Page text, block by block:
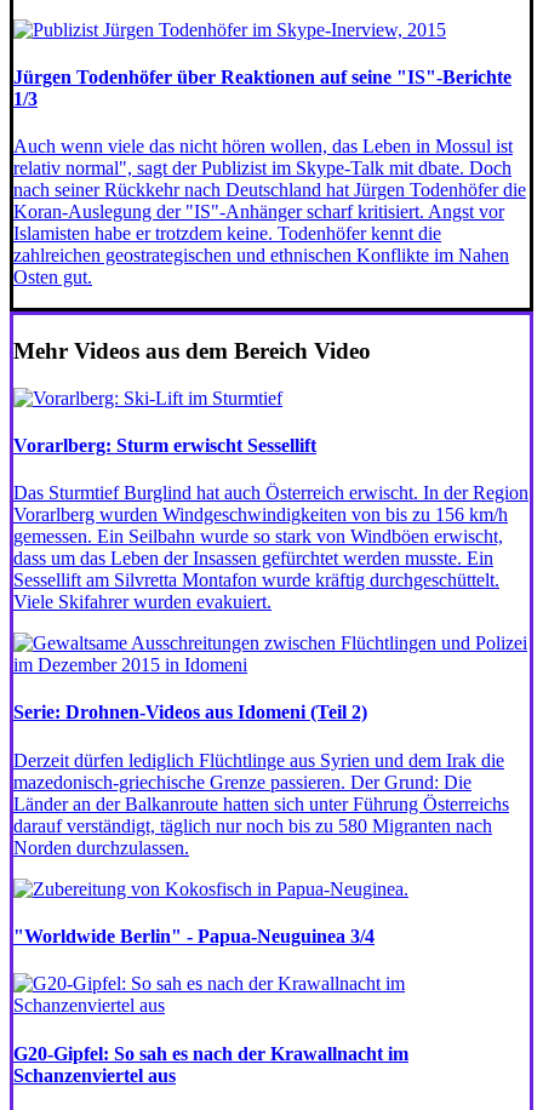
Jürgen Todenhöfer über Reaktionen auf seine "IS"-Berichte
1/3
Auch wenn viele das nicht hören wollen, das Leben in Mossul ist
relativ normal", sagt der Publizist im Skype-Talk mit dbate. Doch
nach seiner Rückkehr nach Deutschland hat Jürgen Todenhöfer die
Koran-Auslegung der "IS"-Anhänger scharf kritisiert. Angst vor
Islamisten habe er trotzdem keine. Todenhöfer kennt die
zahlreichen geostrategischen und ethnischen Konflikte im Nahen
Osten gut.
Mehr Videos aus dem Bereich Video
Vorarlberg: Sturm erwischt Sessellift
Das Sturmtief Burglind hat auch Österreich erwischt. In der Region
Vorarlberg wurden Windgeschwindigkeiten von bis zu 156 km/h
gemessen. Ein Seilbahn wurde so stark von Windböen erwischt,
dass um das Leben der Insassen gefürchtet werden musste. Ein
Sessellift am Silvretta Montafon wurde kräftig durchgeschüttelt.
Viele Skifahrer wurden evakuiert.
Serie: Drohnen-Videos aus Idomeni (Teil 2)
Derzeit dürfen lediglich Flüchtlinge aus Syrien und dem Irak die
mazedonisch-griechische Grenze passieren. Der Grund: Die
Länder an der Balkanroute hatten sich unter Führung Österreichs
darauf verständigt, täglich nur noch bis zu 580 Migranten nach
Norden durchzulassen.
"Worldwide Berlin" - Papua-Neuguinea 3/4
G20-Gipfel: So sah es nach der Krawallnacht im
Schanzenviertel aus